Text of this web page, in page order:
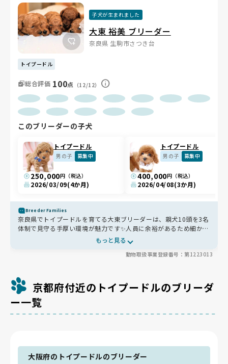
子犬が生まれました
大東 裕美 ブリーダー
奈良県 生駒市さつき台
トイプードル
総合評価 100点 （12/12）
このブリーダーの子犬
トイプードル
男の子 募集中
250,000円（税込）
2026/03/09(4か月)
トイプードル
男の子 募集中
400,000円（税込）
2026/04/08(3か月)
Breeder Families
奈良県でトイプードルを育てる大東ブリーダーは、親犬10頭を3名
体制で見守る手厚い環境が魅力です✨人員に余裕があるため細かな
体調変化にも気づきやすく、心身の健康が高い水準で維持されてい
ます。母体の成熟を待つ交配や、生涯出産4回までの独自制限な
ど、母犬の未来まで考えた繁殖も誠実です😊お迎え時のベッド等の
もっと見る
動物取扱事業登録番号：第1223013
京都府付近のトイプードルのブリーダ
ー一覧
大阪府のトイプードルのブリーダー